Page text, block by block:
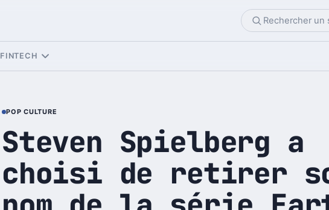
FINTECH
POP CULTURE
Steven Spielberg a
choisi de retirer